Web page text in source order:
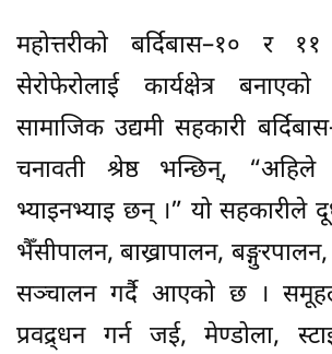
महोत्तरीको बर्दिबास–१० र
सेरोफेरोलाई कार्यक्षेत्र
सामाजिक उद्यमी सहकारी
चनावती श्रेष्ठ भन्छिन्, “अहिले
भ्याइनभ्याइ छन् ।” यो सहकारीले
भैँसीपालन, बाख्रापालन,
सञ्चालन गर्दै आएको छ ।
प्रवद्र्धन गर्न जई, मेण्डोला,